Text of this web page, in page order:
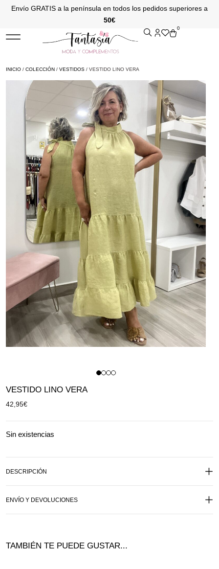
Envío GRATIS a la península en todos los pedidos superiores a
50€
0
INICIO / COLECCIÓN / VESTIDOS / VESTIDO LINO VERA
VESTIDO LINO VERA
42,95€
Sin existencias
DESCRIPCIÓN
ENVÍO Y DEVOLUCIONES
TAMBIÉN TE PUEDE GUSTAR...